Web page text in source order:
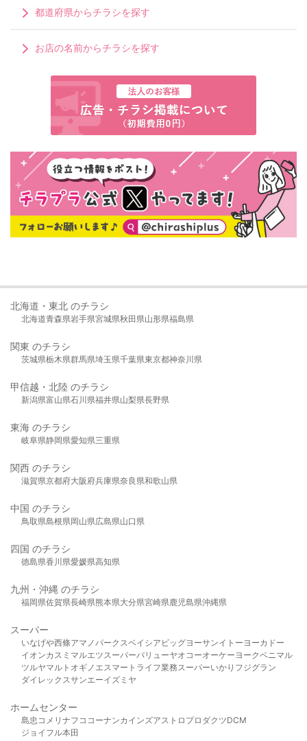
都道府県からチラシを探す
お店の名前からチラシを探す
北海道・東北 のチラシ
北海道青森県岩手県宮城県秋田県山形県福島県
関東 のチラシ
茨城県栃木県群馬県埼玉県千葉県東京都神奈川県
甲信越・北陸 のチラシ
新潟県富山県石川県福井県山梨県長野県
東海 のチラシ
岐阜県静岡県愛知県三重県
関西 のチラシ
滋賀県京都府大阪府兵庫県奈良県和歌山県
中国 のチラシ
鳥取県島根県岡山県広島県山口県
四国 のチラシ
徳島県香川県愛媛県高知県
九州・沖縄 のチラシ
福岡県佐賀県長崎県熊本県大分県宮崎県鹿児島県沖縄県
スーパー
いなげや西條アマノパークスベイシア ビッグヨーサンイトーヨーカドー
イオンカスミ マルエツスーパーバリューヤオコーオーケー ヨークベニマル
ツルヤマルト オギノ エスマート ライフ業務スーパーいかり フジグラン
ダイレックスサンエーイズミヤ
ホームセンター
島忠 コメリ ナフコ コーナンカインズアストロプロダクツDCM
ジョイフル本田